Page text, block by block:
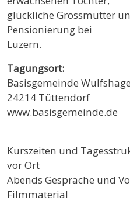
glückliche Grossmutter
Pensionierung bei
Luzern.
Tagungsort:
Basisgemeinde
24214 Tüttendorf
www.basisgemeinde.de
Kurszeiten und
vor Ort
Abends Gespräche und
Filmmaterial